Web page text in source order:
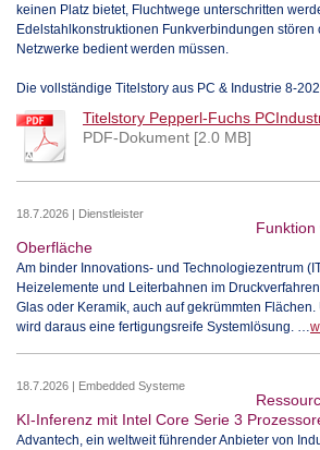
keinen Platz bietet, Fluchtwege unterschritten
Edelstahlkonstruktionen Funkverbindungen stören
Netzwerke bedient werden müssen.
Die vollständige Titelstory aus PC & Industrie 8-
Titelstory Pepperl-Fuchs
PDF-Dokument [2.0 MB]
18.7.2026 | Dienstleister
Oberfläche
Am binder Innovations- und Technologiezentrum
Heizelemente und Leiterbahnen im
Glas oder Keramik, auch auf gekrümmten
wird daraus eine fertigungsreife Systemlösung. …
18.7.2026 | Embedded Systeme
KI-Inferenz mit Intel Core Serie 3
Advantech, ein weltweit führender Anbieter von